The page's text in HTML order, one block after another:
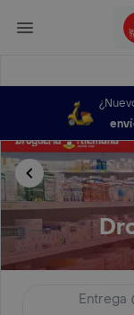
Entrega